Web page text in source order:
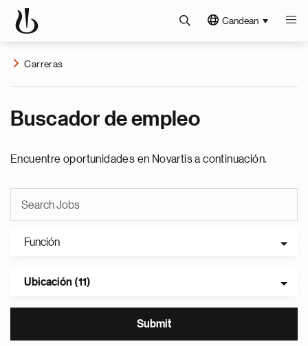
Candean
Carreras
Buscador de empleo
Encuentre oportunidades en Novartis a continuación.
Función
Ubicación (11)